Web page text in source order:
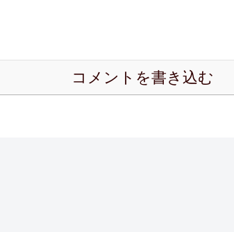
コメントを書き込む